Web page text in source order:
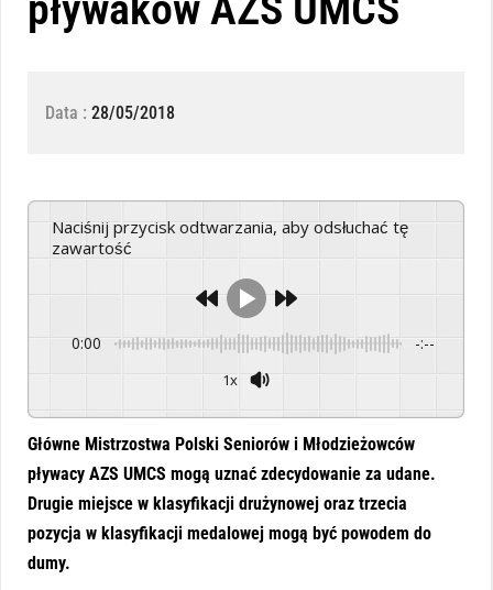
Data : 28/05/2018
Naciśnij przycisk odtwarzania, aby odsłuchać tę
zawartość
0:00 -:--
1x
Główne Mistrzostwa Polski Seniorów i Młodzieżowców
pływacy AZS UMCS mogą uznać zdecydowanie za udane.
Drugie miejsce w klasyfikacji drużynowej oraz trzecia
pozycja w klasyfikacji medalowej mogą być powodem do
dumy.